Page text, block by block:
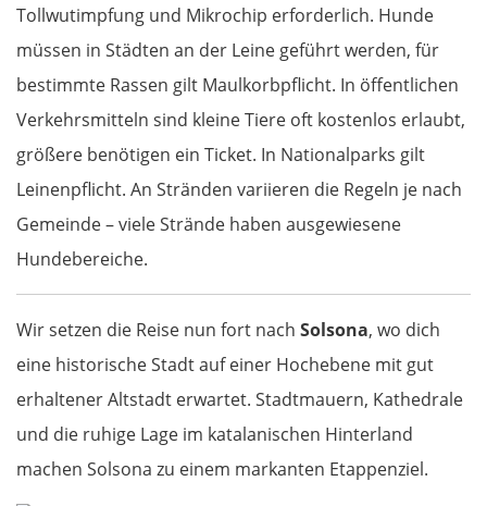
Tollwutimpfung und Mikrochip erforderlich. Hunde
müssen in Städten an der Leine geführt werden, für
bestimmte Rassen gilt Maulkorbpflicht. In öffentlichen
Verkehrsmitteln sind kleine Tiere oft kostenlos erlaubt,
größere benötigen ein Ticket. In Nationalparks gilt
Leinenpflicht. An Stränden variieren die Regeln je nach
Gemeinde – viele Strände haben ausgewiesene
Hundebereiche.
Wir setzen die Reise nun fort nach Solsona, wo dich
eine historische Stadt auf einer Hochebene mit gut
erhaltener Altstadt erwartet. Stadtmauern, Kathedrale
und die ruhige Lage im katalanischen Hinterland
machen Solsona zu einem markanten Etappenziel.
Pisa
La Spezia
Cinque Terre
Genua
Albenga
Frankreich Süd
Monaco